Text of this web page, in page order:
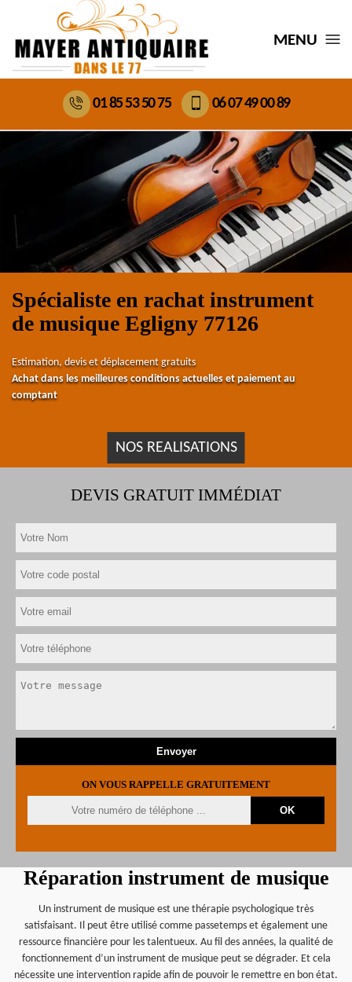
MENU
01 85 53 50 75 06 07 49 00 89
Spécialiste en rachat instrument
de musique Egligny 77126
Estimation, devis et déplacement gratuits
Achat dans les meilleures conditions actuelles et paiement au
comptant
NOS REALISATIONS
DEVIS GRATUIT IMMÉDIAT
ON VOUS RAPPELLE GRATUITEMENT
Réparation instrument de musique
Un instrument de musique est une thérapie psychologique très
satisfaisant. Il peut être utilisé comme passetemps et également une
ressource financière pour les talentueux. Au fil des années, la qualité de
fonctionnement d’un instrument de musique peut se dégrader. Et cela
nécessite une intervention rapide afin de pouvoir le remettre en bon état.